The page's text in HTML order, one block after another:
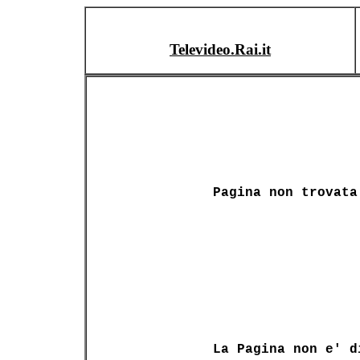
Televideo.Rai.it
Pagina non trovata
La Pagina non e'